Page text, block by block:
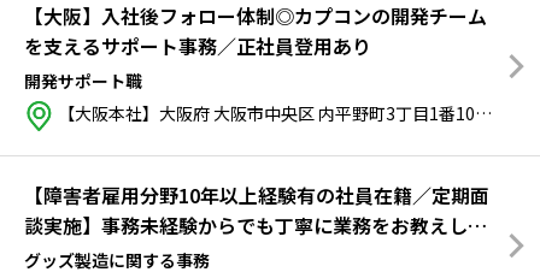
【大阪】入社後フォロー体制◎カプコンの開発チーム
を支えるサポート事務／正社員登用あり
開発サポート職
【大阪本社】大阪府 大阪市中央区 内平野町3丁目1番10号
【障害者雇用分野10年以上経験有の社員在籍／定期面
談実施】事務未経験からでも丁寧に業務をお教えしま
す！
グッズ製造に関する事務